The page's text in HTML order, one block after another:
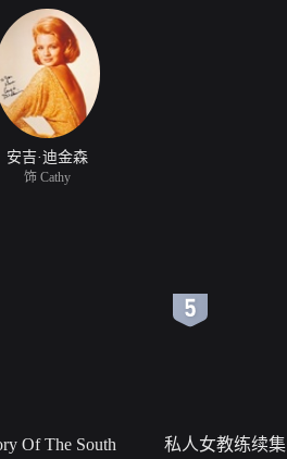
安吉·迪金森
饰 Cathy
Of The South
私人女教练续集